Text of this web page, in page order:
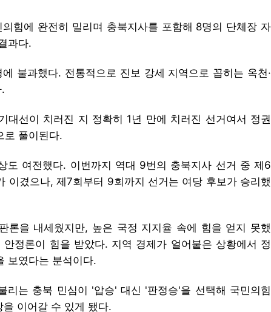
대선이 치러진 지 정확히 1년 만에 치러진 선거여서 정권
풀이된다.
도 여전했다. 이번까지 역대 9번의 충북지사 선거 중 제6
이겼으나, 제7회부터 9회까지 선거는 여당 후보가 승리했
론을 내세웠지만, 높은 국정 지지율 속에 힘을 얻지 못했
보였다는 분석이다.
리는 충북 민심이 '압승' 대신 '판정승'을 선택해 국민의힘
민주당은 국회와 정부에 이어 지방권력까지 동시에 쥔 여
법, 지방정부까지 가져간 민주당과 이재명 정부는 국정
충북 민심은 안정적인 초반 국정운영과 지역경제 활성화